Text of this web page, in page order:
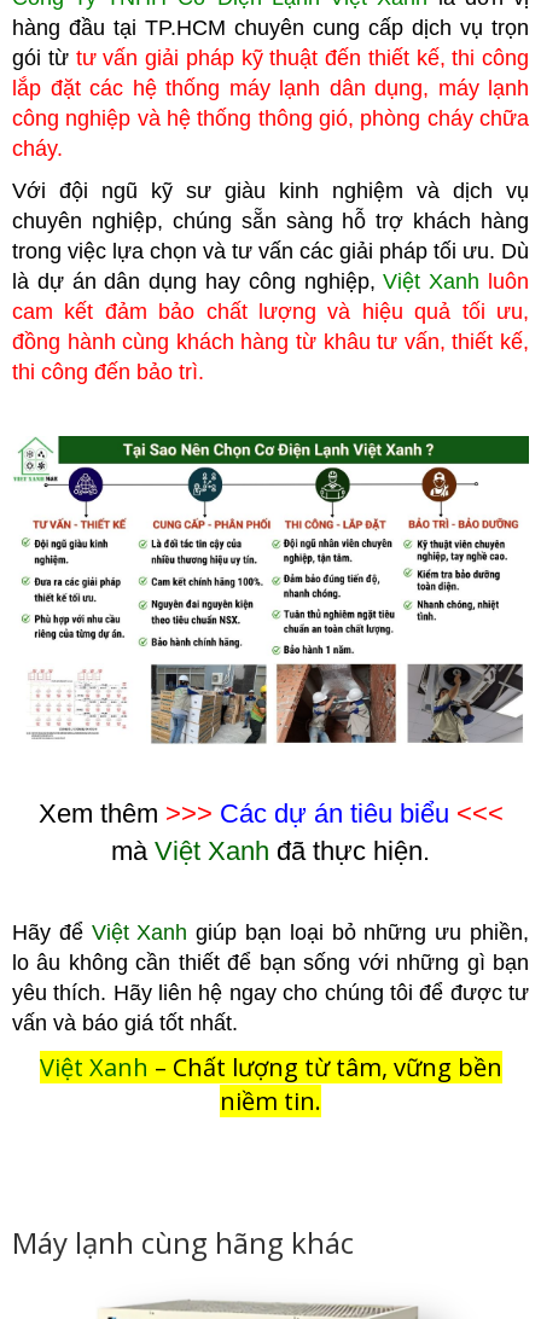
hàng đầu tại TP.HCM chuyên cung cấp dịch vụ trọn
gói từ tư vấn giải pháp kỹ thuật đến thiết kế, thi công
lắp đặt các hệ thống máy lạnh dân dụng, máy lạnh
công nghiệp và hệ thống thông gió, phòng cháy chữa
cháy.
Với đội ngũ kỹ sư giàu kinh nghiệm và dịch vụ
chuyên nghiệp, chúng sẵn sàng hỗ trợ khách hàng
trong việc lựa chọn và tư vấn các giải pháp tối ưu. Dù
là dự án dân dụng hay công nghiệp,Việt Xanh
luôn
cam kết đảm bảo chất lượng và hiệu quả tối ưu,
đồng hành cùng khách hàng từ khâu tư vấn, thiết kế,
thi công đến bảo trì.
Xem thêm >>> Các dự án tiêu biểu <<<
mà Việt Xanh đã thực hiện.
Hãy để Việt Xanh giúp bạn loại bỏ những ưu phiền,
lo âu không cần thiết để bạn sống với những gì bạn
yêu thích. Hãy liên hệ ngay cho chúng tôi để được tư
vấn và báo giá tốt nhất.
Việt Xanh – Chất lượng từ tâm, vững bền
niềm tin.
Máy lạnh cùng hãng khác